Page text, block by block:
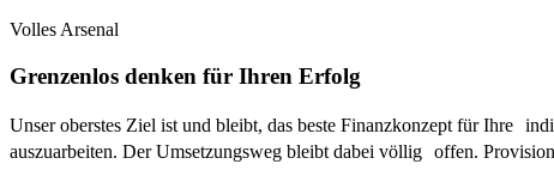
Volles Arsenal
Grenzenlos denken für Ihren Erfolg
Unser oberstes Ziel ist und bleibt, das beste Finanzkonzept für Ihre
auszuarbeiten. Der Umsetzungsweg bleibt dabei völlig offen.